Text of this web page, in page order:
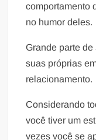
comportamento
no humor deles.
Grande parte
suas próprias
relacionamento.
Considerando
você tiver um
vezes você se